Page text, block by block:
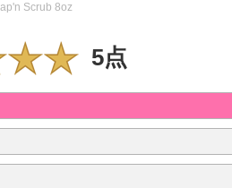
Scrub 8oz
5点